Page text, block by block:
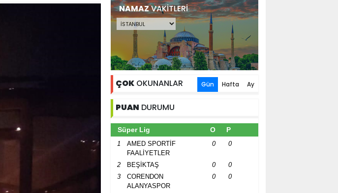
NAMAZVAKİTLERİ
ÇOK OKUNANLAR Gün Hafta Ay
PUAN DURUMU
Süper Lig O P
1
AMED SPORTİF
FAALİYETLER
0 0
2 BEŞİKTAŞ 0
0
3
CORENDON
ALANYASPOR
0 0